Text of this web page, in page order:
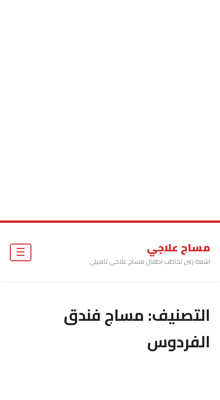
مساج علاجي
اشعة رنين تخاطب اطفال مساج علاجي تاهيلي
التصنيف:مساج فندق
الفردوس